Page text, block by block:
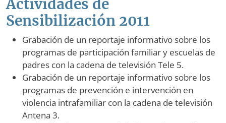
Actividades de
Sensibilización 2011
Grabación de un reportaje informativo sobre los
programas de participación familiar y escuelas de
padres con la cadena de televisión Tele 5.
Grabación de un reportaje informativo sobre los
programas de prevención e intervención en
violencia intrafamiliar con la cadena de televisión
Antena 3.